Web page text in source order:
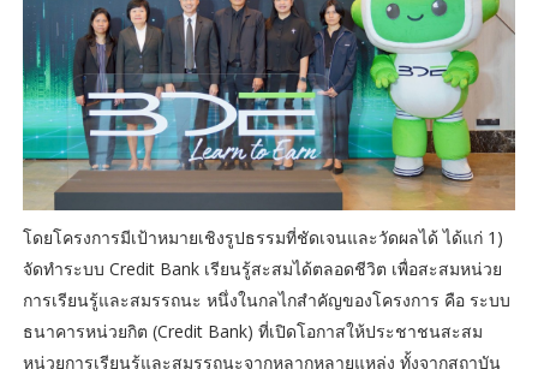
โดยโครงการมีเป้าหมายเชิงรูปธรรมที่ชัดเจนและวัดผลได้ ได้แก่ 1)
จัดทำระบบ Credit Bank เรียนรู้สะสมได้ตลอดชีวิต เพื่อสะสมหน่วย
การเรียนรู้และสมรรถนะ หนึ่งในกลไกสำคัญของโครงการ คือ ระบบ
ธนาคารหน่วยกิต (Credit Bank) ที่เปิดโอกาสให้ประชาชนสะสม
หน่วยการเรียนรู้และสมรรถนะจากหลากหลายแหล่ง ทั้งจากสถาบัน